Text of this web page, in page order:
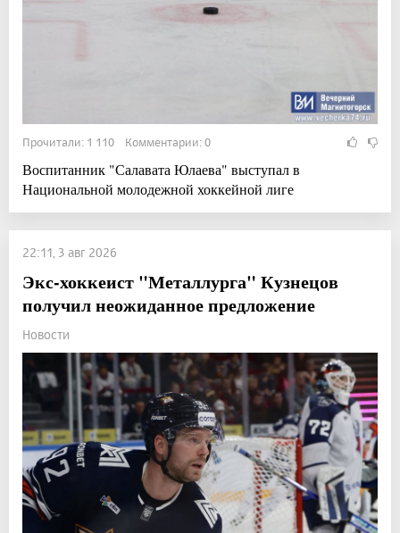
Прочитали: 1 110 Комментарии: 0
Воспитанник "Салавата Юлаева" выступал в
Национальной молодежной хоккейной лиге
22:11, 3 авг 2026
Экс-хоккеист "Металлурга" Кузнецов
получил неожиданное предложение
Новости